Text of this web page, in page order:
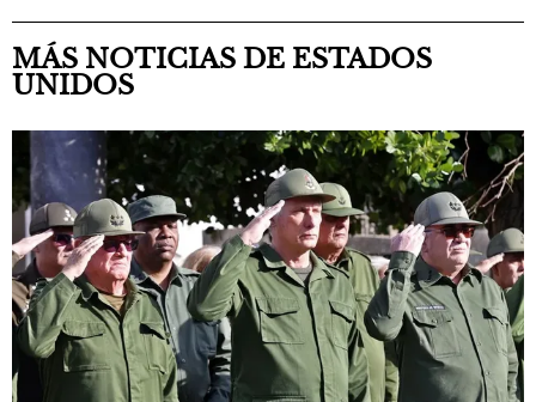
MÁS NOTICIAS DE ESTADOS
UNIDOS